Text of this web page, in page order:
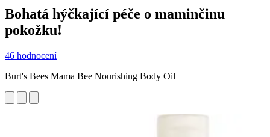
Bohatá hýčkající péče o maminčinu
pokožku!
46 hodnocení
Burt's Bees Mama Bee Nourishing Body Oil